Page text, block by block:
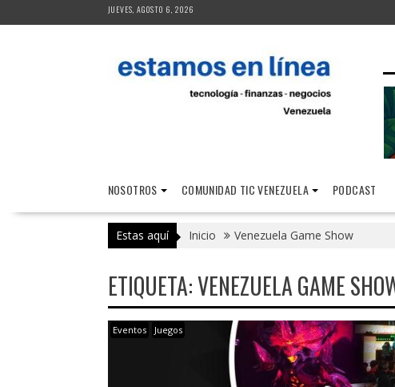
al
JUEVES, AGOSTO 6, 2026
NOSOTROS COMUNIDAD TIC VENEZUELA PODCAST
Estas aquí Inicio Venezuela Game Show
ETIQUETA:VENEZUELA GAME
Eventos Juegos